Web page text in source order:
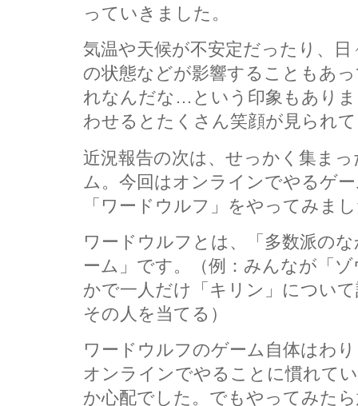
っていきました。
気温や天候が不安定だったり、
の状態などが影響することもあ
れなんだな…という印象もあり
わせるとたくさん笑顔が見られ
近況報告の次は、せっかく集ま
ム。今回はオンラインでやるゲ
「ワードウルフ」をやってみま
ワードウルフとは、「多数派の
ーム」です。（例：みんなが「
かで一人だけ「キリン」につい
その人を当てる）
ワードウルフのゲーム自体はわ
オンラインでやることに慣れて
か心配でした。でもやってみた